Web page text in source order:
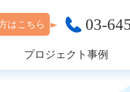
03-
プロジェクト事例